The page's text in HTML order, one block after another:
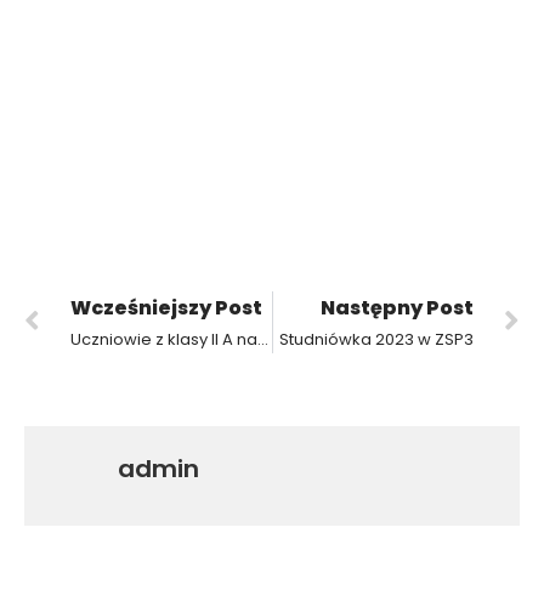
Wcześniejszy Post
Uczniowie z klasy II A na zajęciach specjalistycznych w laboratoriach Politechniki Poznańskiej
Następny Post
Studniówka 2023 w ZSP3
admin